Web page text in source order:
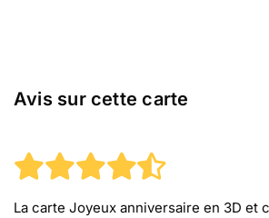
Avis sur cette carte
La carte Joyeux anniversaire en 3D et